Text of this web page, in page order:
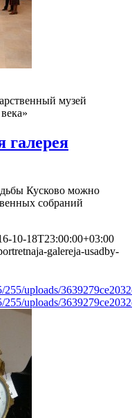
музей
галерея
Кусково можно
собраний
10-18T23:00:00+03:00
galereja-usadby-
255/uploads/
255/uploads/